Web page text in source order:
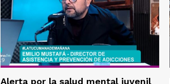
Alerta por la salud mental juvenil